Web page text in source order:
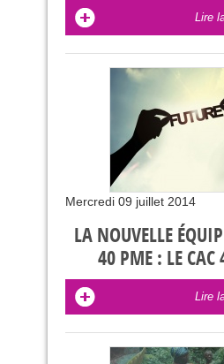
Lire
Mercredi 09 juillet 2014
LA NOUVELLE
40 PME : LE CAC
Lire